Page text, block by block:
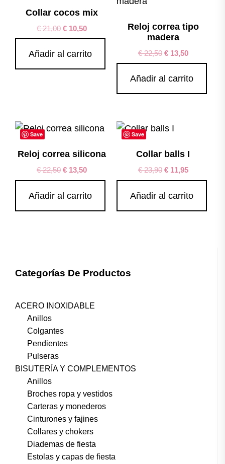
Collar cocos mix
€21,00 € 10,50
Añadir al carrito
Reloj correa tipo
madera
€22,50 €13,50
Añadir al carrito
Save
Reloj correa silicona
€22,50 € 13,50
Añadir al carrito
Save
Collar balls I
€23,90 €11,95
Añadir al carrito
Categorías De Productos
ACERO INOXIDABLE
Anillos
Colgantes
Pendientes
Pulseras
BISUTERÍA Y COMPLEMENTOS
Anillos
Broches ropa y vestidos
Carteras y monederos
Cinturones y fajines
Collares y chokers
Diademas de fiesta
Estolas y capas de fiesta